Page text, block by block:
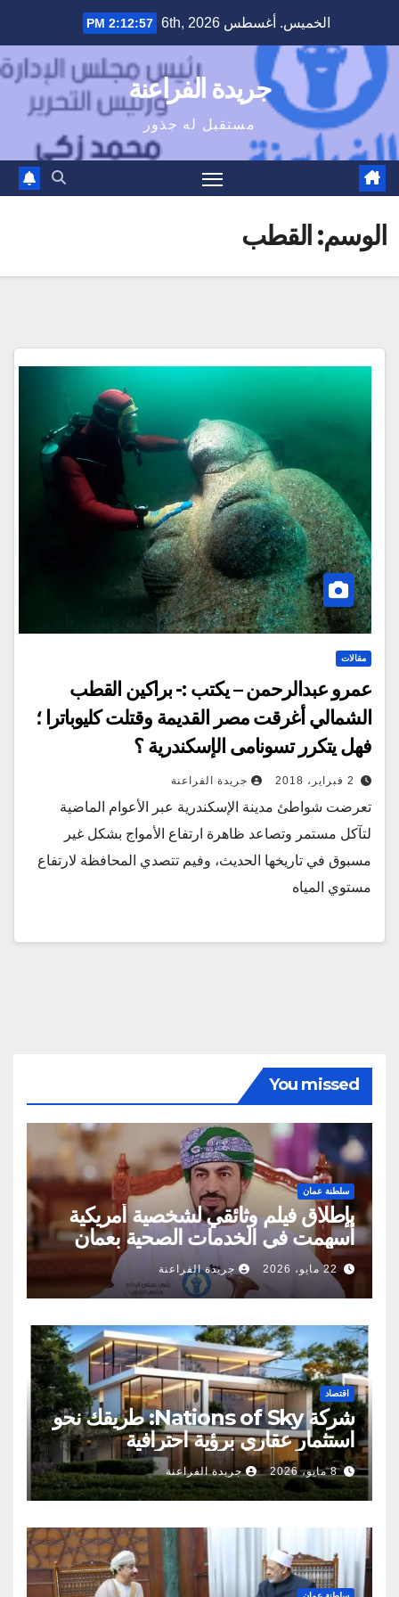
content
الخميس. أغسطس 6th, 2026 2:12:57 PM
جريدة الفراعنة
مستقبل له جذور
الوسم: القطب
مقالات
عمرو عبدالرحمن – يكتب :- براكين القطب
الشمالي أغرقت مصر القديمة وقتلت كليوباترا ؛
فهل يتكرر تسونامى الإسكندرية ؟
2 فبراير، 2018 جريدة الفراعنة
تعرضت شواطئ مدينة الإسكندرية عبر الأعوام الماضية
لتآكل مستمر وتصاعد ظاهرة ارتفاع الأمواج بشكل غير
مسبوق في تاريخها الحديث، وفيم تتصدي المحافظة لارتفاع
مستوي المياه
You missed
سلطنة عمان
بإطلاق فيلم وثائقي لشخصية أمريكية
أسهمت في الخدمات الصحية بعمان
22 مايو، 2026 جريدة الفراعنة
اقتصاد
شركة Nations of Sky: طريقك نحو
استثمار عقاري برؤية احترافية
8 مايو، 2026 جريدة الفراعنة